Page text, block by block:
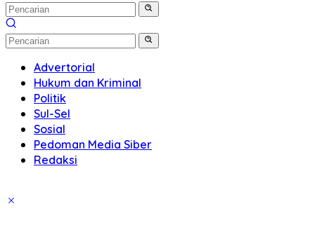
Advertorial
Hukum dan Kriminal
Politik
Sul-Sel
Sosial
Pedoman Media Siber
Redaksi